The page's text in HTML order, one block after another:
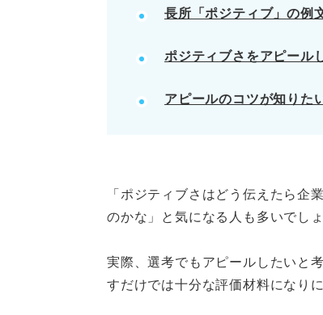
記事の該当箇所を見る
長所のポジティブさが光
長所のポジティブさは表
長所「ポジティブ」の例
ポジティブさをアピール
アピールのコツが知りた
「ポジティブさはどう伝えたら企
のかな」と気になる人も多いでしょ
実際、選考でもアピールしたいと
すだけでは十分な評価材料になり